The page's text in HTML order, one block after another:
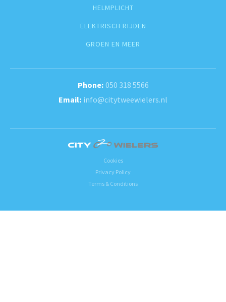
HELMPLICHT
ELEKTRISCH RIJDEN
GROEN EN MEER
050 318 5566
info@citytweewielers.nl
Cookies
Privacy Policy
Terms & Conditions